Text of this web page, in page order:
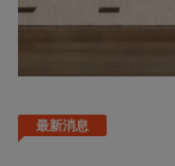
最新消息